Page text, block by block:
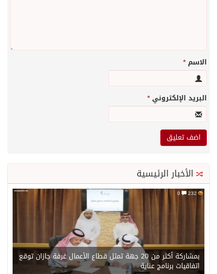
الاسم*
البريد الإلكتروني*
الأخبار الرئيسية
232
بمشاركة أكثر من 20 جهة تمثل قطاع الأعمال غرفة جازان توقع
اتفاقيات برنامج عناية